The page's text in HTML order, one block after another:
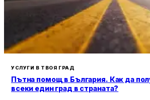
УСЛУГИ В ТВОЯ ГРАД
Пътна помощ в България. Как да
всеки един град в страната?